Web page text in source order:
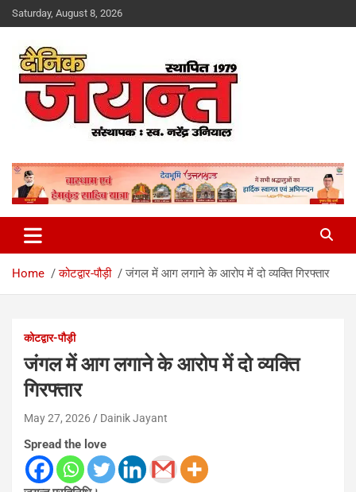
Skip
to
Saturday, August 8, 2026
Dainik Jayant
Home कोटद्वार-पौड़ी जंगल में आग लगाने के आरोप में दो व्यक्ति गिरफ्तार
कोटद्वार-पौड़ी
जंगल में आग लगाने के आरोप में दो व्यक्ति
गिरफ्तार
May 27, 2026 Dainik Jayant
Spread the love